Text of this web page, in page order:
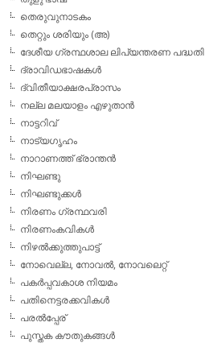
തെരുവുനാടകം
തെറ്റും ശരിയും (അ)
ദേശീയ ഗ്രന്ഥശാല ലിപ്യന്തരണ പദ്ധതി
ദ്രാവിഡഭാഷകള്‍
ദ്വിതീയാക്ഷരപ്രാസം
നല്ല മലയാളം എഴുതാന്‍
നാട്ടറിവ്
നാട്യഗൃഹം
നാറാണത്ത് ഭ്രാന്തന്‍
നിഘണ്ടു
നിഘണ്ടുക്കള്‍
നിരണം ഗ്രന്ഥവരി
നിരണംകവികള്‍
നിഴല്‍ക്കുത്തുപാട്ട്
നോവെല്ല, നോവല്‍, നോവലെറ്റ്
പകര്‍പ്പവകാശ നിയമം
പതിനെട്ടരക്കവികള്‍
പരല്‍പ്പേര്
പുസ്തക കൗതുകങ്ങള്‍